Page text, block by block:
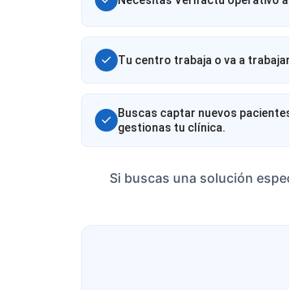
Tu centro trabaja o va a
Buscas captar nuevos
gestionas tu clínica.
Si buscas una solución